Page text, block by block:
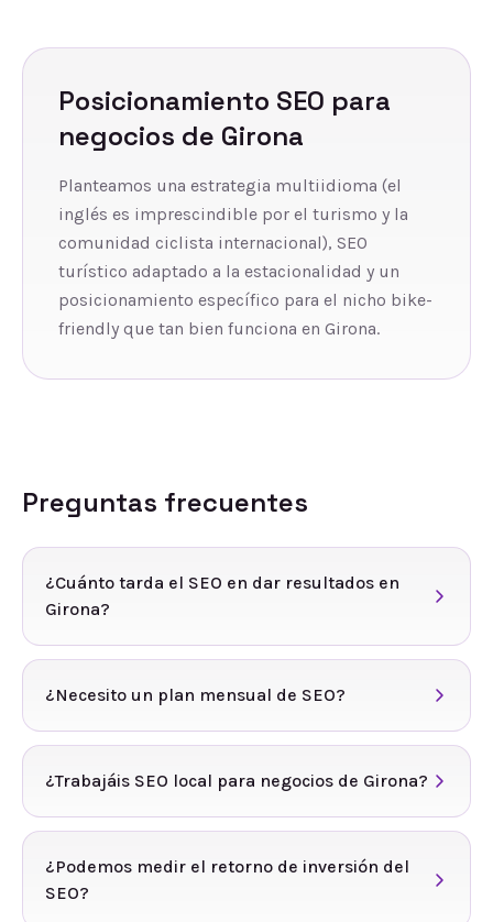
Posicionamiento SEO para
negocios de Girona
Planteamos una estrategia multiidioma (el
inglés es imprescindible por el turismo y la
comunidad ciclista internacional), SEO
turístico adaptado a la estacionalidad y un
posicionamiento específico para el nicho bike-
friendly que tan bien funciona en Girona.
Preguntas frecuentes
¿Cuánto tarda el SEO en dar resultados en
Girona?
¿Necesito un plan mensual de SEO?
¿Trabajáis SEO local para negocios de Girona?
¿Podemos medir el retorno de inversión del
SEO?